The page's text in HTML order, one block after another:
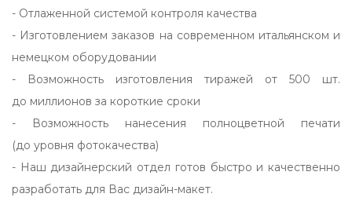
- Отлаженной системой контроля качества
- Изготовлением заказов на современном итальянском и
немецком оборудовании
- Возможность изготовления тиражей от 500 шт.
до миллионов за короткие сроки
- Возможность нанесения полноцветной печати
(до уровня фотокачества)
- Наш дизайнерский отдел готов быстро и качественно
разработать для Вас дизайн-макет.